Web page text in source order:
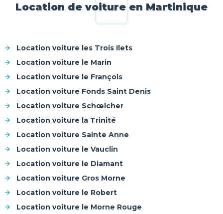
Location de voiture en Martinique
Location voiture les Trois Ilets
Location voiture le Marin
Location voiture le François
Location voiture Fonds Saint Denis
Location voiture Schœlcher
Location voiture la Trinité
Location voiture Sainte Anne
Location voiture le Vauclin
Location voiture le Diamant
Location voiture Gros Morne
Location voiture le Robert
Location voiture le Morne Rouge